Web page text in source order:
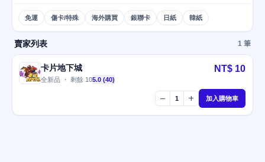
免運 傷卡/特殊 海外購買 銀聯卡 日紙 韓紙
賣家列表 1 筆
卡片地下城
全新品 ・ 剩餘 105.0 (40)
NT$ 10
remove 1 add 加入購物車